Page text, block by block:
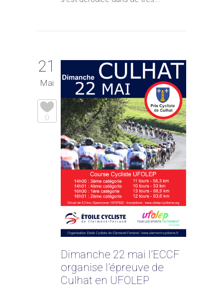
21
Mai
0
Dimanche 22 mai l’ECCF
organise l’épreuve de
Culhat en UFOLEP